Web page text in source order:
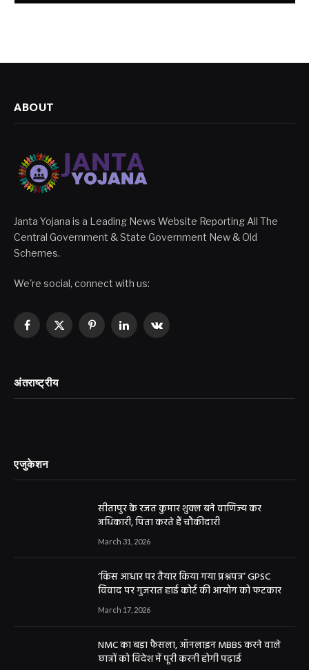
ABOUT
Janta Yojana is a Leading News Website Reporting All The
Central Government & State Government New & Old
Schemes.
We're social, connect with us:
Facebook
X
PinterestLinkedInVKontakte
अंतराष्ट्रीय
एजुकेशन
सीतापुर के रजत कुमार शुक्ल बने वाणिज्य कर
अधिकारी, पिता करते हैं चौकीदारी
March 31, 2026
‘किस आधार पर तैयार किया गया प्रश्नपत्र’ GPSC
विवाद पर गुजरात हाई कोर्ट की आयोग को फटकार
March 17, 2026
NMC का बड़ा फैसला, ऑनलाइन MBBS करने वाले
छात्रों को विदेश में पूरी करनी होगी पढ़ाई